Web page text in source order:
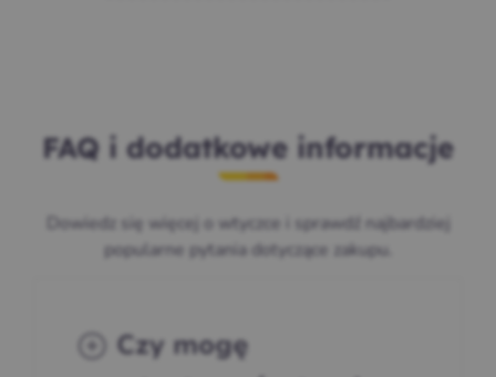
FAQ i dodatkowe informacje
Dowiedz się więcej o wtyczce i sprawdź najbardziej
popularne pytania dotyczące zakupu.
Czy mogę